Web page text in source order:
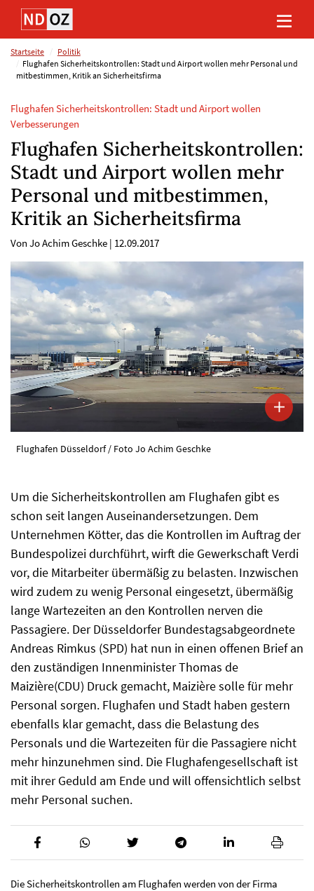
Direkt
Inhalt
(Eingabetaste)
Direkt
Hauptmenu
(Eingabetaste)
Direkt
Suche
(Eingabetaste)
Direkt
Footer
(Eingabetaste)
Startseite
Politik
Flughafen Sicherheitskontrollen: Stadt und Airport wollen mehr Personal und
mitbestimmen, Kritik an Sicherheitsfirma
Flughafen Sicherheitskontrollen: Stadt und Airport wollen
Verbesserungen
Flughafen Sicherheitskontrollen:
Stadt und Airport wollen mehr
Personal und mitbestimmen,
Kritik an Sicherheitsfirma
Von Jo Achim Geschke | 12.09.2017
Flughafen Düsseldorf / Foto Jo Achim Geschke
Um die Sicherheitskontrollen am Flughafen gibt es
schon seit langen Auseinandersetzungen. Dem
Unternehmen Kötter, das die Kontrollen im Auftrag der
Bundespolizei durchführt, wirft die Gewerkschaft Verdi
vor, die Mitarbeiter übermäßig zu belasten. Inzwischen
wird zudem zu wenig Personal eingesetzt, übermäßig
lange Wartezeiten an den Kontrollen nerven die
Passagiere. Der Düsseldorfer Bundestagsabgeordnete
Andreas Rimkus (SPD) hat nun in einen offenen Brief an
den zuständigen Innenminister Thomas de
Maizière(CDU) Druck gemacht, Maizière solle für mehr
Personal sorgen. Flughafen und Stadt haben gestern
ebenfalls klar gemacht, dass die Belastung des
Personals und die Wartezeiten für die Passagiere nicht
mehr hinzunehmen sind. Die Flughafengesellschaft ist
mit ihrer Geduld am Ende und will offensichtlich selbst
mehr Personal suchen.
Die Sicherheitskontrollen am Flughafen werden von der Firma